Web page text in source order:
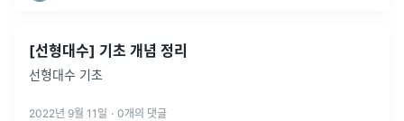
[선형대수] 기초 개념 정리
선형대수 기초
2022년 9월 11일 · 0개의 댓글